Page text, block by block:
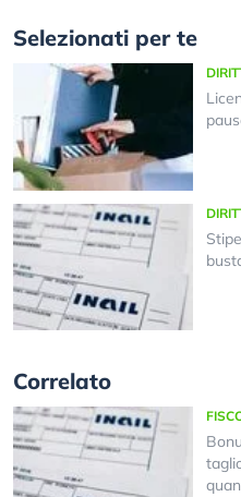
Selezionati per te
Correlato